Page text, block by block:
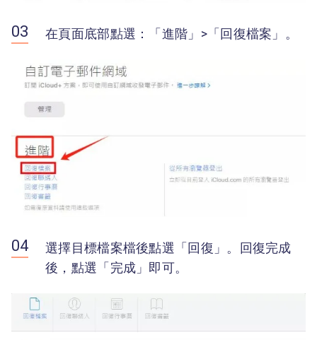
在頁面底部點選：「進階」>「回復檔案」。
選擇目標檔案檔後點選「回復」。回復完成
後，點選「完成」即可。